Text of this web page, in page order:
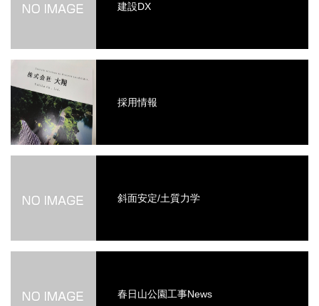
建設DX
採用情報
斜面安定/土質力学
春日山公園工事News